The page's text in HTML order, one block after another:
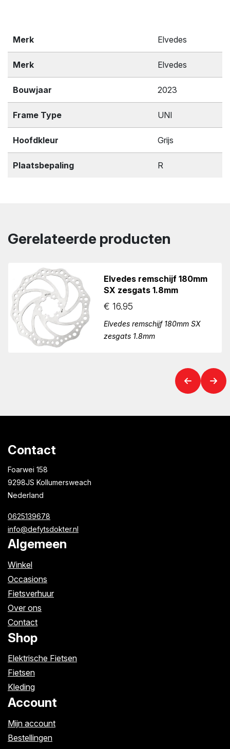
Merk Elvedes
Merk Elvedes
Bouwjaar 2023
Frame Type UNI
Hoofdkleur Grijs
Plaatsbepaling R
Gerelateerde producten
Elvedes remschijf 180mm
SX zesgats 1.8mm
€ 16.95
Elvedes remschijf 180mm SX
zesgats 1.8mm
Contact
Foarwei 158
9298JS Kollumersweach
Nederland
0625139678
info@defytsdokter.nl
Algemeen
Winkel
Occasions
Fietsverhuur
Over ons
Contact
Shop
Elektrische Fietsen
Fietsen
Kleding
Account
Mijn account
Bestellingen